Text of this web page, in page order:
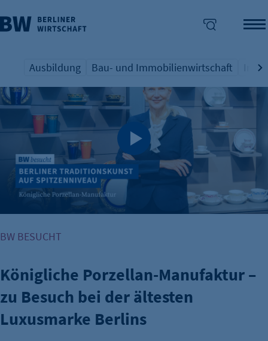
überspringen
Übersicht Schlagwort
Ausbildung
Übersicht Schlagwort
Bau- und Immobilienwirtschaft
BW BESUCHT
Königliche Porzellan-Manufaktur –
zu Besuch bei der ältesten
Luxusmarke Berlins